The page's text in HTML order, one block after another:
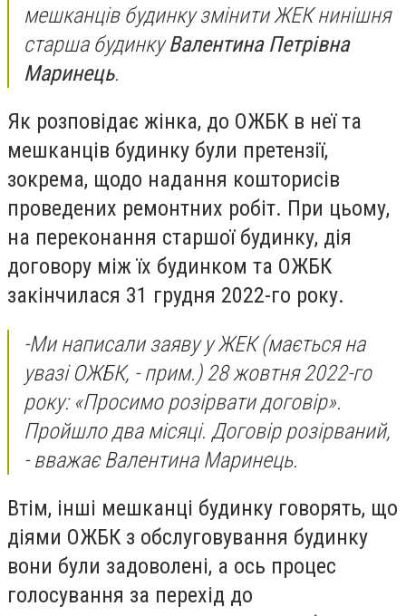
мешканців будинку змінити ЖЕК нинішня
старша будинкуВалентина Петрівна
Маринець.
Як розповідає жінка, до ОЖБК в неї та
мешканців будинку були претензії,
зокрема, щодо надання кошторисів
проведених ремонтних робіт. При цьому,
на переконання старшої будинку, дія
договору між їх будинком та ОЖБК
закінчилася 31 грудня 2022-го року.
-Ми написали заяву у ЖЕК(мається на
увазі ОЖБК, - прим.)28 жовтня 2022-го
року: «Просимо розірвати договір».
Пройшло два місяці. Договір розірваний,
- вважає Валентина Маринець.
Втім, інші мешканці будинку говорять, що
діями ОЖБК з обслуговування будинку
вони були задоволені, а ось процес
голосування за перехід до